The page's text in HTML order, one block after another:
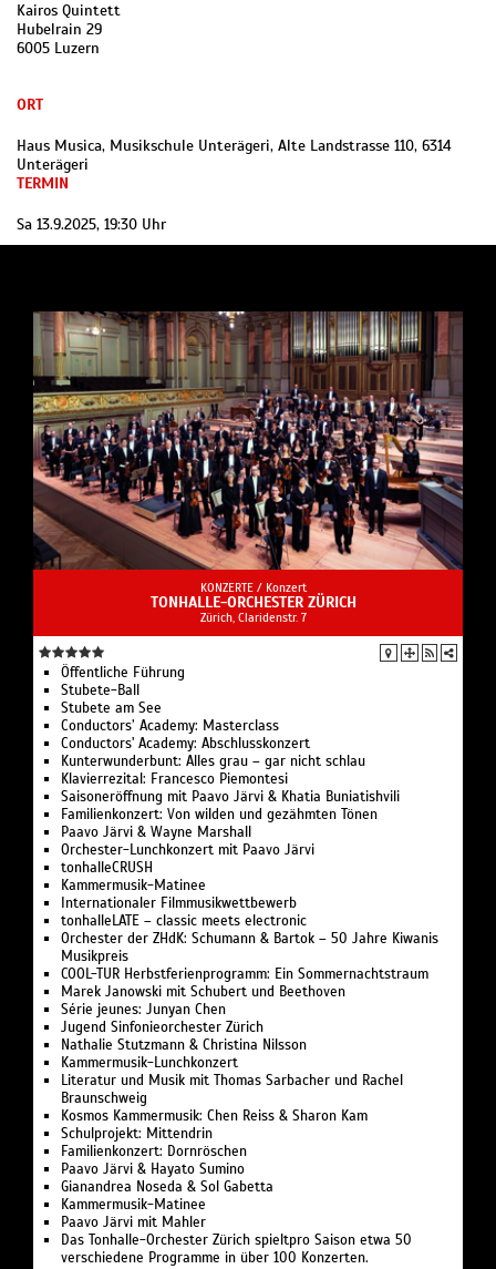
Kairos Quintett
Hubelrain 29
6005 Luzern
ORT
Haus Musica, Musikschule Unterägeri, Alte Landstrasse 110, 6314
Unterägeri
TERMIN
Sa 13.9.2025, 19:30 Uhr
KONZERTE / Konzert
TONHALLE-ORCHESTER ZÜRICH
Zürich, Claridenstr. 7
Öffentliche Führung
Stubete-Ball
Stubete am See
Conductors’ Academy: Masterclass
Conductors' Academy: Abschlusskonzert
Kunterwunderbunt: Alles grau – gar nicht schlau
Klavierrezital: Francesco Piemontesi
Saisoneröffnung mit Paavo Järvi & Khatia Buniatishvili
Familienkonzert: Von wilden und gezähmten Tönen
Paavo Järvi & Wayne Marshall
Orchester-Lunchkonzert mit Paavo Järvi
tonhalleCRUSH
Kammermusik-Matinee
Internationaler Filmmusikwettbewerb
tonhalleLATE – classic meets electronic
Orchester der ZHdK: Schumann & Bartok – 50 Jahre Kiwanis
Musikpreis
COOL-TUR Herbstferienprogramm: Ein Sommernachtstraum
Marek Janowski mit Schubert und Beethoven
Série jeunes: Junyan Chen
Jugend Sinfonieorchester Zürich
Nathalie Stutzmann & Christina Nilsson
Kammermusik-Lunchkonzert
Literatur und Musik mit Thomas Sarbacher und Rachel
Braunschweig
Kosmos Kammermusik: Chen Reiss & Sharon Kam
Schulprojekt: Mittendrin
Familienkonzert: Dornröschen
Paavo Järvi & Hayato Sumino
Gianandrea Noseda & Sol Gabetta
Kammermusik-Matinee
Paavo Järvi mit Mahler
Das Tonhalle-Orchester Zürich spieltpro Saison etwa 50
verschiedene Programme in über 100 Konzerten.